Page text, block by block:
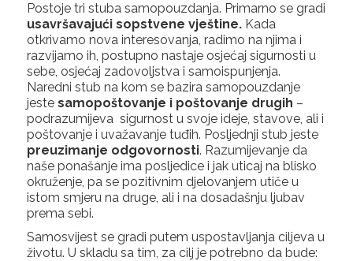
Postoje tri stuba samopouzdanja. Primarno se gradi
usavršavajući sopstvene vještine.Kada
otkrivamo nova interesovanja, radimo na njima i
razvijamo ih, postupno nastaje osjećaj sigurnosti u
sebe, osjećaj zadovoljstva i samoispunjenja.
Naredni stub na kom se bazira samopouzdanje
jeste samopoštovanje i poštovanje drugih –
podrazumijeva sigurnost u svoje ideje, stavove, ali i
poštovanje i uvažavanje tuđih. Posljednji stub jeste
preuzimanje odgovornosti. Razumijevanje da
naše ponašanje ima posljedice i jak uticaj na blisko
okruženje, pa se pozitivnim djelovanjem utiče u
istom smjeru na druge, ali i na dosadašnju ljubav
prema sebi.
Samosvijest se gradi putem uspostavljanja ciljeva u
životu. U skladu sa tim, za cilj je potrebno da bude: